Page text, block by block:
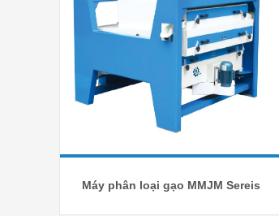
Máy phân loại gạo MMJM Sereis